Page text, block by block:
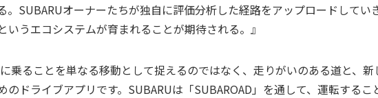
。SUBARUオーナーたちが独自に評価分析した経路をアップロードしてい
いうエコシステムが育まれることが期待される。』
に乗ることを単なる移動として捉えるのではなく、走りがいのある道と、
のドライブアプリです。SUBARUは「SUBAROAD」を通して、運転するこ